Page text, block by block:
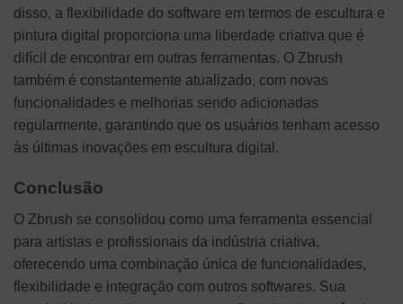
disso, a flexibilidade do software em termos de escultura e
pintura digital proporciona uma liberdade criativa que é
difícil de encontrar em outras ferramentas. O Zbrush
também é constantemente atualizado, com novas
funcionalidades e melhorias sendo adicionadas
regularmente, garantindo que os usuários tenham acesso
às últimas inovações em escultura digital.
Conclusão
O Zbrush se consolidou como uma ferramenta essencial
para artistas e profissionais da indústria criativa,
oferecendo uma combinação única de funcionalidades,
flexibilidade e integração com outros softwares. Sua